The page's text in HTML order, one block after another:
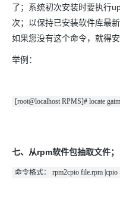
了；系统初次安装时要执行
次；以保持已安装软件库最
如果您没有这个命令，就得安
举例：
[root@localhost RPMS]# locate gaim
七、从rpm软件包抽取文件；
命令格式： rpm2cpio file.rpm |cpio